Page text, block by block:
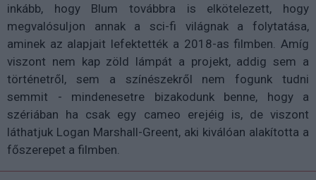
inkább, hogy Blum továbbra is elkötelezett, hogy
megvalósuljon annak a sci-fi világnak a folytatása,
aminek az alapjait lefektették a 2018-as filmben. Amíg
viszont nem kap zöld lámpát a projekt, addig sem a
történetről, sem a színészekről nem fogunk tudni
semmit - mindenesetre bizakodunk benne, hogy a
szériában ha csak egy cameo erejéig is, de viszont
láthatjuk Logan Marshall-Greent, aki kiválóan alakította a
főszerepet a filmben.